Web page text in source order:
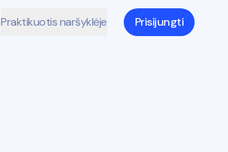
Praktikuotis naršyklėje Prisijungti